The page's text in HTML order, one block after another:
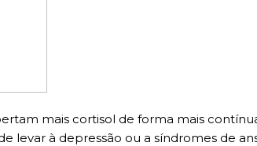
mais cortisol de forma mais
à depressão ou a síndromes de